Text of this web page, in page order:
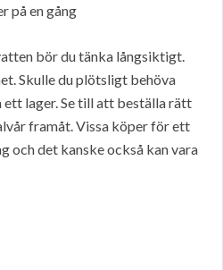
på en gång
bör du tänka långsiktigt.
Skulle du plötsligt behöva
ett lager. Se till att beställa rätt
framåt. Vissa köper för ett
och det kanske också kan vara